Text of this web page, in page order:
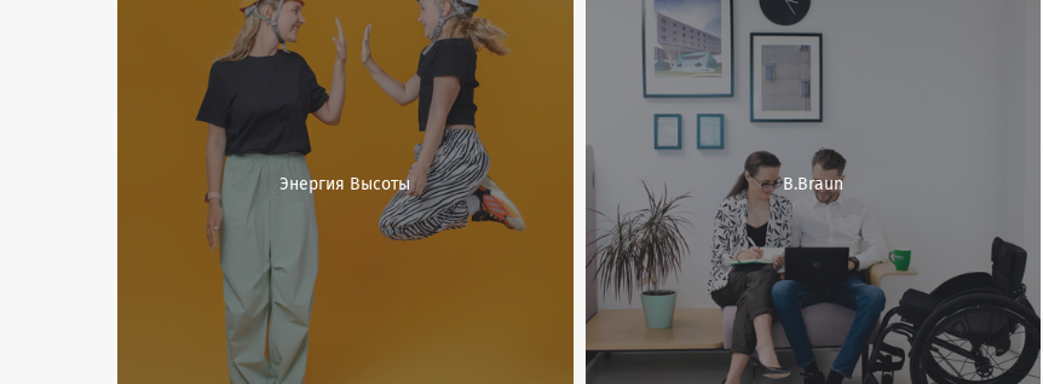
Энергия Высоты B.Braun